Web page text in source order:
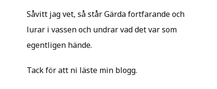
Såvitt jag vet, så står Gärda fortfarande och
lurar i vassen och undrar vad det var som
egentligen hände.
Tack för att ni läste min blogg.